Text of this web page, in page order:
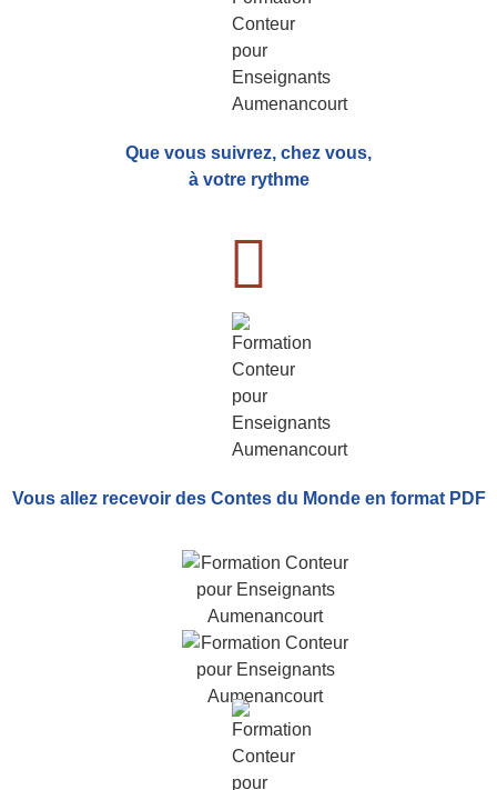
Que vous suivrez, chez vous,
à votre rythme
Vous allez recevoir des Contes du Monde en format PDF